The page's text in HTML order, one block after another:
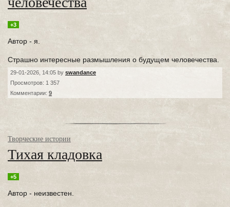
+3
Автор - я.
Страшно интересные размышления о будущем человечества.
29-01-2026, 14:05 by swandance
Просмотров: 1 357
Комментарии: 9
Творческие истории
Тихая кладовка
+5
Автор - неизвестен.